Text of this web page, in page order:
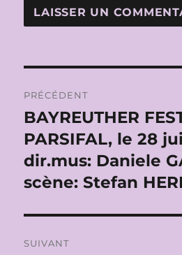
de
l’article
PRÉCÉDENT
Publication
précédente :
BAYREUTHER
PARSIFAL, le 28
dir.mus: Daniele
scène: Stefan
SUIVANT